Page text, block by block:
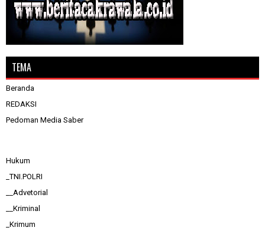
TEMA
Beranda
REDAKSI
Pedoman Media Saber
Hukum
_TNI.POLRI
__Advetorial
__Kriminal
_Krimum